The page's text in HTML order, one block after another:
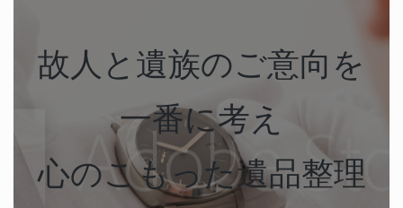
故人と遺族のご意向を
一番に考え
心のこもった遺品整理